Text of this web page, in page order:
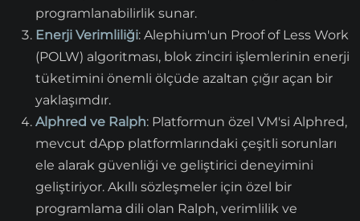
programlanabilirlik sunar.
Enerji Verimliliği: Alephium'un Proof of Less Work
(POLW) algoritması, blok zinciri işlemlerinin enerji
tüketimini önemli ölçüde azaltan çığır açan bir
yaklaşımdır.
Alphred ve Ralph: Platformun özel VM'si Alphred,
mevcut dApp platformlarındaki çeşitli sorunları
ele alarak güvenliği ve geliştirici deneyimini
geliştiriyor. Akıllı sözleşmeler için özel bir
programlama dili olan Ralph, verimlilik ve